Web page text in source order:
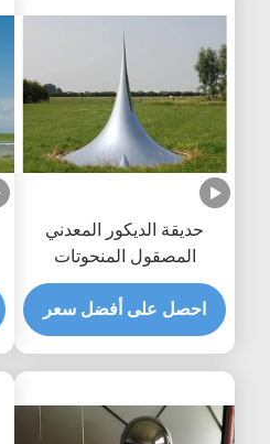
حديقة الديكور المعدني
المصقول المنحوتات
المعدنية الكبيرة في الهواء
الطلق قطرة النحت
احصل على أفضل سعر